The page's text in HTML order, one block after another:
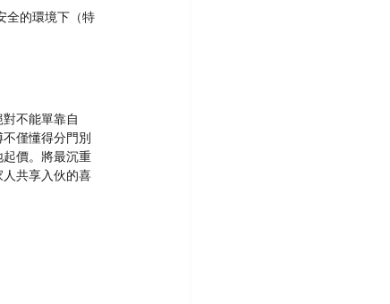
全的環境下（特
不能單靠自
僅懂得分門別
價。將最沉重
共享入伙的喜